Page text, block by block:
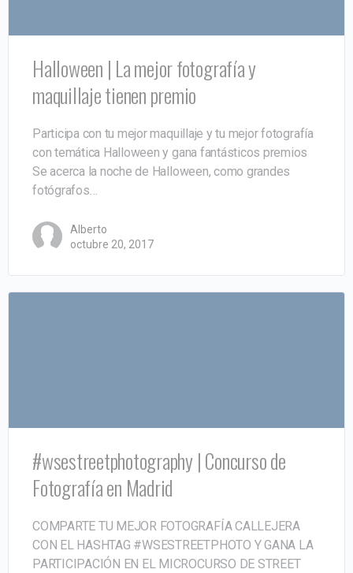
Halloween | La mejor fotografía y
maquillaje tienen premio
Participa con tu mejor maquillaje y tu mejor fotografía
con temática Halloween y gana fantásticos premios
Se acerca la noche de Halloween, como grandes
fotógrafos…
Alberto
octubre 20, 2017
#wsestreetphotography | Concurso de
Fotografía en Madrid
COMPARTE TU MEJOR FOTOGRAFÍA CALLEJERA
CON EL HASHTAG #WSESTREETPHOTO Y GANA LA
PARTICIPACIÓN EN EL MICROCURSO DE STREET